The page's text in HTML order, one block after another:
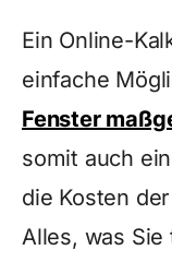
Ein Online-
einfache
Fenster
somit auch
die Kosten
Alles, was